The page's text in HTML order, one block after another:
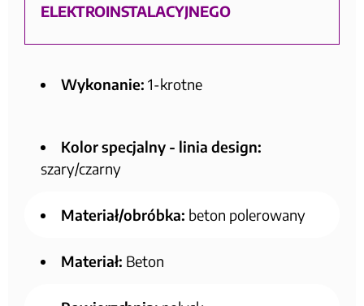
ELEKTROINSTALACYJNEGO
Wykonanie: 1-krotne
Kolor specjalny - linia design:
szary/czarny
Materiał/obróbka: beton polerowany
Materiał: Beton